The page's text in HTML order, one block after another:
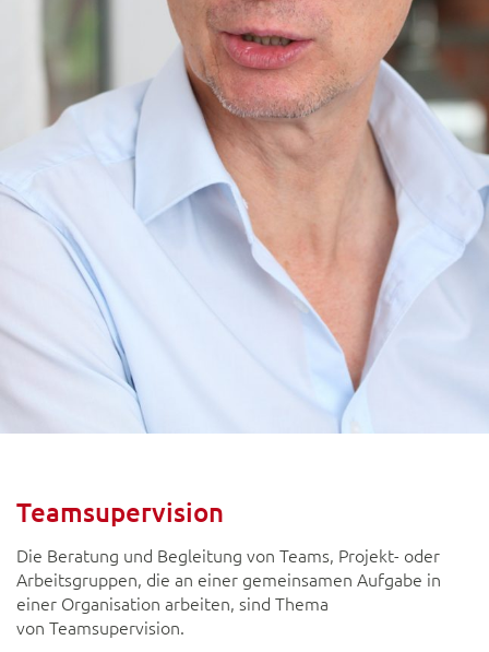
Teamsupervision
Die Beratung und Begleitung von Teams, Projekt- oder
Arbeitsgruppen, die an einer gemeinsamen Aufgabe in
einer Organisation arbeiten, sind Thema
von Teamsupervision.